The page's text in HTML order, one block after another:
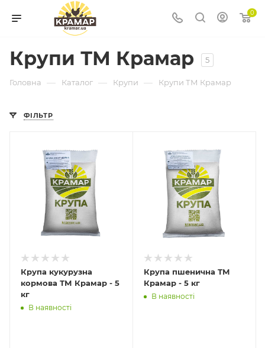
0
Крупи ТМ Крамар 5
Головна — Каталог — Крупи — Крупи ТМ Крамар
ФІЛЬТР
Крупа кукурузна
кормова ТМ Крамар - 5
кг
В наявності
Крупа пшенична ТМ
Крамар - 5 кг
В наявності